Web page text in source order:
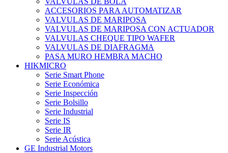
ACCESORIOS PARA AUTOMATIZAR
VALVULAS DE MARIPOSA
VALVULAS DE MARIPOSA CON ACTUADOR
VALVULAS CHEQUE TIPO WAFER
VALVULAS DE DIAFRAGMA
PASA MURO HEMBRA MACHO
HIKMICRO
Serie Smart Phone
Serie Económica
Serie Inspección
Serie Bolsillo
Serie Industrial
Serie IS
Serie IR
Serie Acústica
GE Industrial Motors